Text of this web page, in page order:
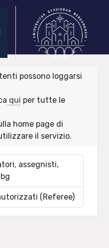
possono loggarsi
qui per tutte le
home page di
il servizio.
assegnisti,
(Referee)